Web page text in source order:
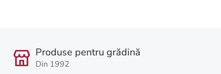
Produse pentru grădină
Din 1992